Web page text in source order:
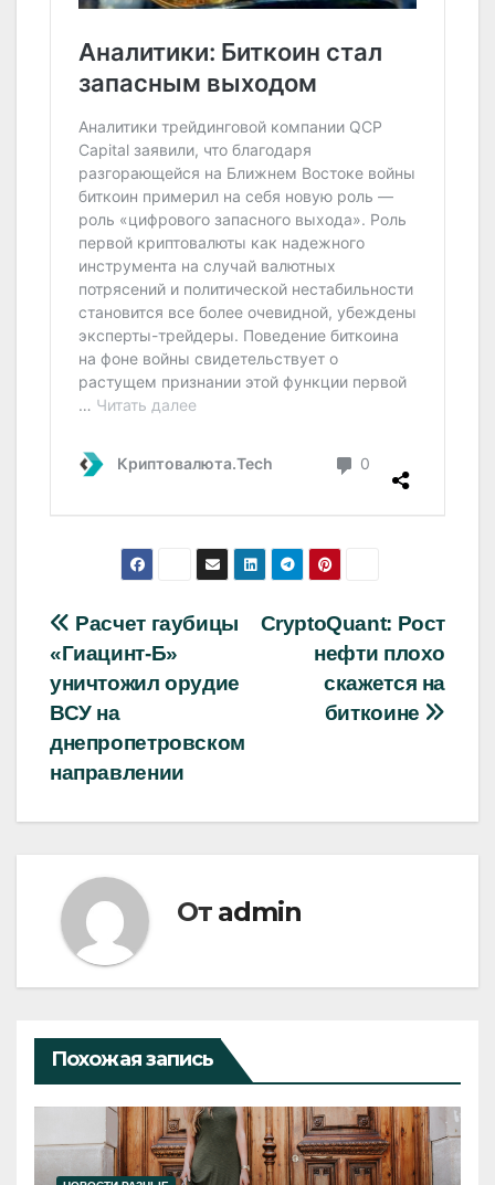
Навигация
по
записям
CryptoQuant: Рост
нефти плохо
скажется на
биткоине
Расчет гаубицы
«Гиацинт-Б»
уничтожил орудие
ВСУ на
днепропетровском
направлении
От admin
Похожая запись